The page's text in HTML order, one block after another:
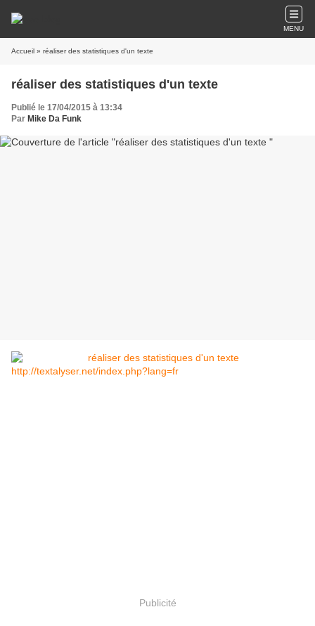
MENU
Accueil » réaliser des statistiques d'un texte
réaliser des statistiques d'un texte
Publié le 17/04/2015 à 13:34
Par Mike Da Funk
http://textalyser.net/index.php?lang=fr
Publicité